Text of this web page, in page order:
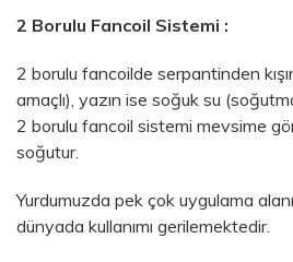
2 Borulu Fancoil Sistemi :
2 borulu fancoilde serpantinden
amaçlı), yazın ise soğuk su
2 borulu fancoil sistemi mevsime
soğutur.
Yurdumuzda pek çok uygulama
dünyada kullanımı gerilemektedir.